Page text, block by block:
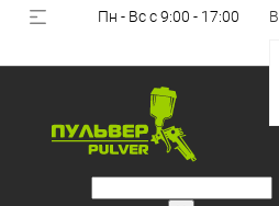
Пн - Вс с 9:00 - 17:00